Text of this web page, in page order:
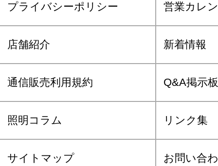
プライバシーポリシー 営業カレ
店舗紹介 新着情報
通信販売利用規約 Q&A掲示板
照明コラム リンク集
サイトマップ お問い合